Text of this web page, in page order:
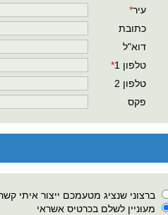
עיר*
כתובת
דוא"ל
טלפון 1
*
טלפון 2
פקס
ברצוני שנציג מטעמכם ייצור איתי
מעוניין לשלם בכרטיס אשראי